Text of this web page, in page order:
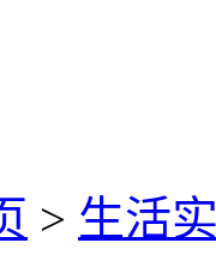
> 生活